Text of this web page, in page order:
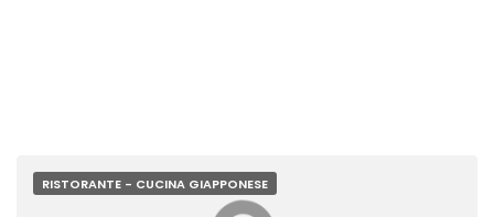
RISTORANTE - CUCINA GIAPPONESE